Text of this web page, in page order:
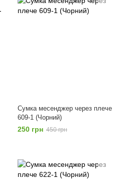
Сумка месенджер через плече
609-1 (Чорний)
250 грн 450 грн